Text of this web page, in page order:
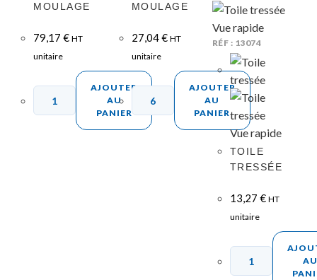
MOULAGE
79,17€ HT
unitaire
AJOUTER
AU
PANIER
MOULAGE
27,04€ HT
unitaire
AJOUTER
AU
PANIER
Vue rapide
RÉF : 13074
Vue rapide
TOILE
TRESSÉE
13,27 € HT
unitaire
AU